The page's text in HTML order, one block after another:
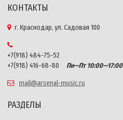
КОНТАКТЫ
г. Краснодар, ул. Садовая 100
+7(918) 484-75-52
+7(918) 416-68-80
Пн—Пт 10:00—17:00
mail@arsenal-music.ru
РАЗДЕЛЫ